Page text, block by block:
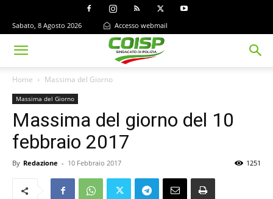
Sabato, 8 Agosto 2026 Accesso webmail
Home Massima del Giorno
Massima del Giorno
Massima del giorno del 10
febbraio 2017
By Redazione - 10 Febbraio 2017 1251